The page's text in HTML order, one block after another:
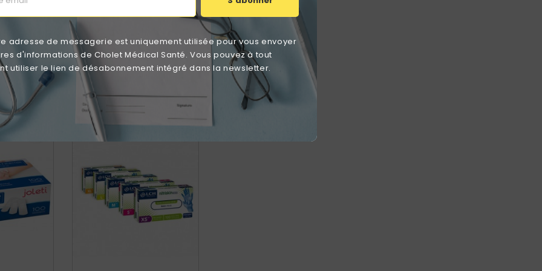
adresse de messagerie est uniquement utilisée pour vous envoyer
d'informations de Cholet Médical Santé. Vous pouvez à tout
utiliser le lien de désabonnement intégré dans la newsletter.
EN STOCK DISPONIBLE